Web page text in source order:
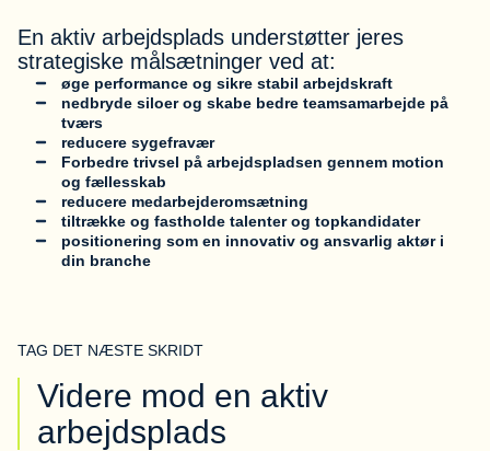
En aktiv arbejdsplads understøtter jeres
strategiske målsætninger ved at:
øge performance og sikre stabil arbejdskraft
nedbryde siloer og skabe bedre teamsamarbejde på
tværs
reducere sygefravær
Forbedre trivsel på arbejdspladsen gennem motion
og fællesskab
reducere medarbejderomsætning
tiltrække og fastholde talenter og topkandidater
positionering som en innovativ og ansvarlig aktør i
din branche
TAG DET NÆSTE SKRIDT
Videre mod en aktiv
arbejdsplads